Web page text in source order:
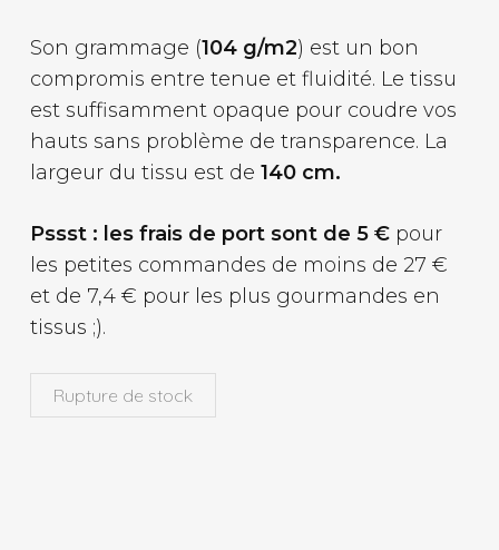
Son grammage (104 g/m2) est un bon
compromis entre tenue et fluidité. Le tissu
est suffisamment opaque pour coudre vos
hauts sans problème de transparence. La
largeur du tissu est de 140 cm.
Pssst : les frais de port sont de 5 €pour
les petites commandes de moins de 27 €
et de 7,4 € pour les plus gourmandes en
tissus ;).
Rupture de stock